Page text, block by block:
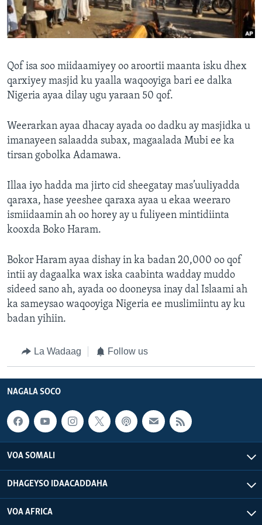
FAAQIDAADDA TODDOBAADKA
DHEXTAALKA TODDOBAADKA
Qof isa soo miidaamiyey oo aroortii maanta isku dhex
qarxiyey masjid ku yaalla waqooyiga bari ee dalka
Nigeria ayaa dilay ugu yaraan 50 qof.
Weerarkan ayaa dhacay ayada oo dadku ay masjidka u
imanayeen salaadda subax, magaalada Mubi ee ka
tirsan gobolka Adamawa.
Illaa iyo hadda ma jirto cid sheegatay mas’uuliyadda
qaraxa, hase yeeshee qaraxa ayaa u ekaa weeraro
ismiidaamin ah oo horey ay u fuliyeen mintidiinta
kooxda Boko Haram.
Bokor Haram ayaa dishay in ka badan 20,000 oo qof
intii ay dagaalka wax iska caabinta wadday muddo
sideed sano ah, ayada oo dooneysa inay dal Islaami ah
ka sameysao waqooyiga Nigeria ee muslimiintu ay ku
badan yihiin.
La Wadaag Follow us
NAGALA SOCO
VOA SOMALI
DHAGEYSO IDAACADDAHA
VOA AFRICA